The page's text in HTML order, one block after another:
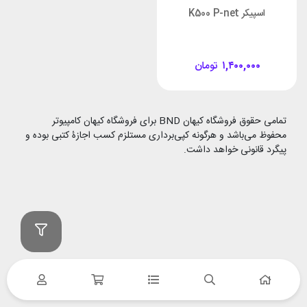
اسپیکر K500 P-net
تومان ۱,۴۰۰,۰۰۰
تمامی حقوق فروشگاه کیهان BND برای فروشگاه کیهان کامپیوتر
محفوظ می‌باشد و هرگونه کپی‌برداری مستلزم کسب اجازۀ کتبی بوده و
پیگرد قانونی خواهد داشت.